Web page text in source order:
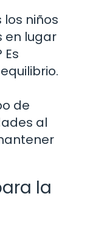
niños
en lugar
de
al
la